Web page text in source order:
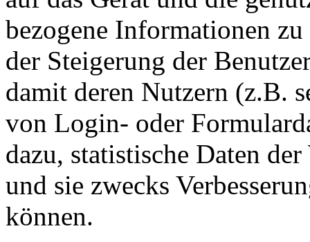
bezogene Informationen
der Steigerung der
damit deren Nutzern (z.B.
von Login- oder
dazu, statistische Daten
und sie zwecks
können.